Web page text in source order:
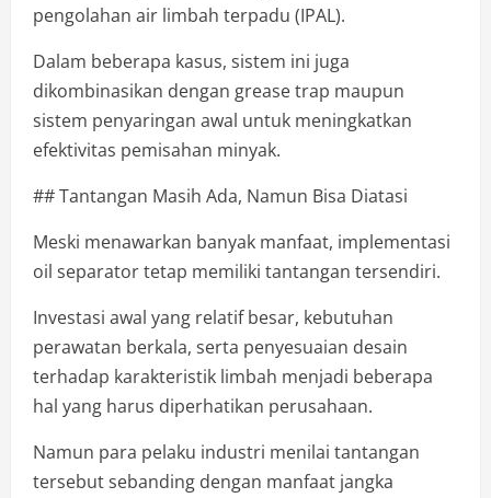
pengolahan air limbah terpadu (IPAL).
Dalam beberapa kasus, sistem ini juga
dikombinasikan dengan grease trap maupun
sistem penyaringan awal untuk meningkatkan
efektivitas pemisahan minyak.
## Tantangan Masih Ada, Namun Bisa Diatasi
Meski menawarkan banyak manfaat, implementasi
oil separator tetap memiliki tantangan tersendiri.
Investasi awal yang relatif besar, kebutuhan
perawatan berkala, serta penyesuaian desain
terhadap karakteristik limbah menjadi beberapa
hal yang harus diperhatikan perusahaan.
Namun para pelaku industri menilai tantangan
tersebut sebanding dengan manfaat jangka